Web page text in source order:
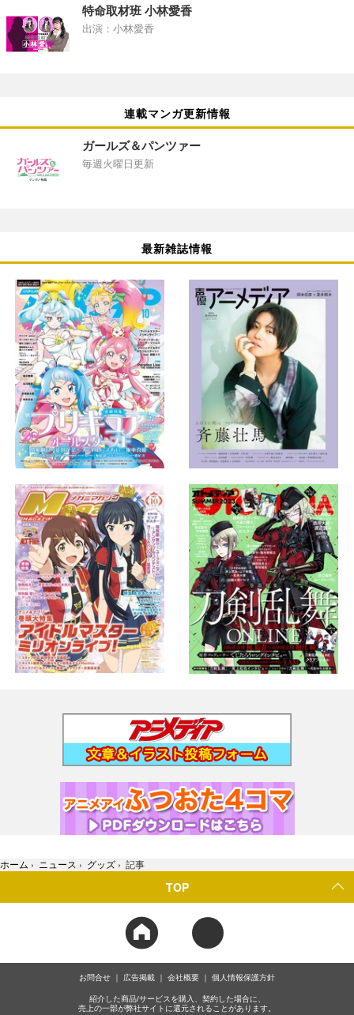
特命取材班 小林愛香
出演：小林愛香
連載マンガ更新情報
ガールズ＆パンツァー
毎週火曜日更新
最新雑誌情報
ホーム › ニュース › グッズ › 記事
TOP
お問合せ 広告掲載 会社概要 個人情報保護方針
紹介した商品/サービスを購入、契約した場合に、
売上の一部が弊社サイトに還元されることがあります。